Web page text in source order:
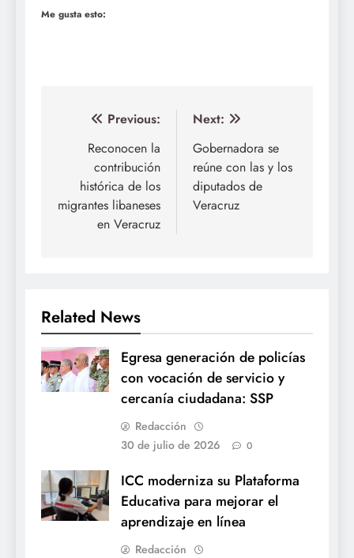
Me gusta esto:
Navegación
entradas
Previous:
Reconocen la
contribución
histórica de los
migrantes libaneses
en Veracruz
Next:
Gobernadora se
reúne con las y los
diputados de
Veracruz
Related News
Egresa generación de policías
con vocación de servicio y
cercanía ciudadana: SSP
Redacción
30 de julio de 2026
0
ICC moderniza su Plataforma
Educativa para mejorar el
aprendizaje en línea
Redacción